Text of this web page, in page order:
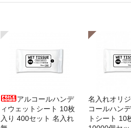
アルコールハンデ
ィウェットシート 10枚
入り 400セット 名入れ
名入れオリ
コールハン
トシート 10